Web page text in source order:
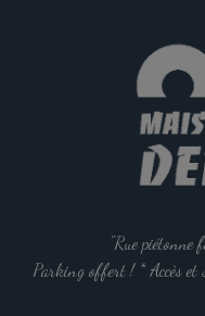
plusieurs
variations.
Les
options
peuvent
être
choisies
la
page
du
"Rue piétonne
Parking offert ! * Accès et